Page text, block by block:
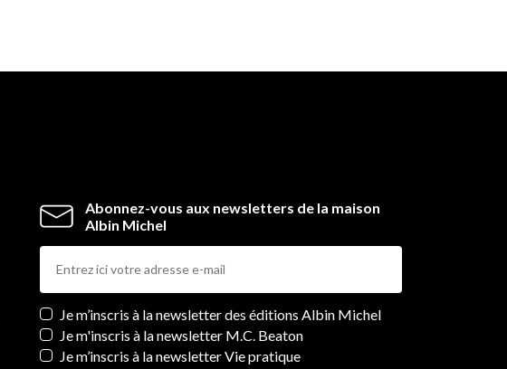
Abonnez-vous aux newsletters de la maison
Albin Michel
Newsletters
Je m’inscris à la newsletter des éditions Albin Michel
Je m'inscris à la newsletter M.C. Beaton
Je m’inscris à la newsletter Vie pratique